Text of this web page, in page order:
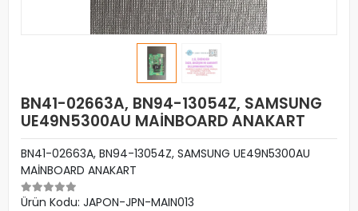
BN41-02663A, BN94-13054Z, SAMSUNG
UE49N5300AU MAİNBOARD ANAKART
BN41-02663A, BN94-13054Z, SAMSUNG UE49N5300AU
MAİNBOARD ANAKART
Ürün Kodu: JAPON-JPN-MAIN013